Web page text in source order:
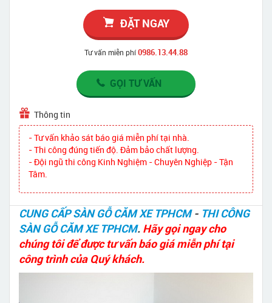
ĐẶT NGAY
Tư vấn miễn phí0986.13.44.88
GỌI TƯ VẤN
Thông tin
- Tư vấn khảo sát báo giá miễn phí tại nhà.
- Thi công đúng tiến độ. Đảm bảo chất lượng.
- Đội ngũ thi công Kinh Nghiệm - Chuyên Nghiệp - Tận
Tâm.
CUNG CẤP SÀN GỖ CĂM XE TPHCM- THI CÔNG
SÀN GỖ CĂM XE TPHCM. Hãy gọi ngay cho
chúng tôi để được tư vấn báo giá miễn phí tại
công trình của Quý khách.